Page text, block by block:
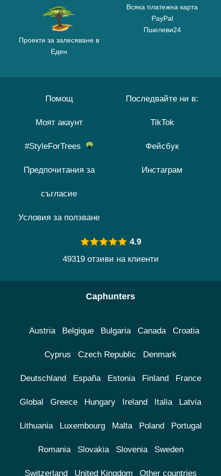
Проекти за залесяване в
Еден
Всяка платежна карта
PayPal
Пшелеви24
Помощ
Моят акаунт
#StyleForTrees
Предпочитания за
съгласие
Условия за ползване
Последвайте ни в:
TikTok
Фейсбук
Инстаграм
4.9
49319 отзиви на клиенти
Caphunters
Austria Belgique Bulgaria Canada Croatia
Cyprus Czech Republic Denmark
Deutschland España Estonia Finland France
Global Greece Hungary Ireland Italia Latvia
Lithuania Luxembourg Malta Poland Portugal
Romania Slovakia Slovenia Sweden
Switzerland United Kingdom Other countries